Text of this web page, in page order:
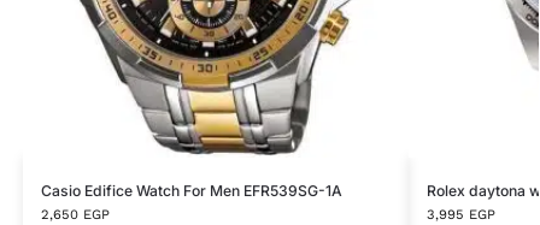
Casio Edifice Watch For Men EFR539SG-1A
2,650 EGP
Rolex daytona
3,995 EGP